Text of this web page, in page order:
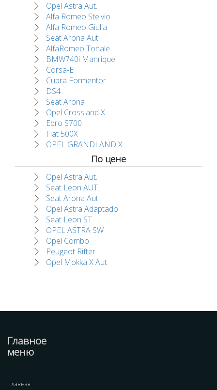
Opel Astra Aut.
Alfa Romeo Stelvio
Alfa Romeo Giulia
Seat Arona Aut.
AlfaRomeo Tonale
BMW740i Manrique
Corsa-E
Cupra Formentor
DS4
Seat Arona
Opel Crossland X
Ebro S700
Fiat 500X
OPEL GRANDLAND X
По цене
Opel Astra Aut.
Seat Leon AUT.
Seat Arona Aut.
Opel Astra Adaptado
Seat Leon ST
OPEL ASTRA SW
Opel Combo
Peugeot Rifter
Opel Mokka X Aut.
Главное
меню
Главная